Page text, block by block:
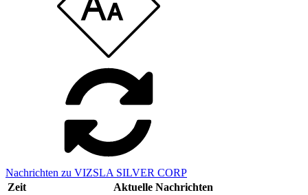
Nachrichten zu VIZSLA SILVER CORP
Zeit
Aktuelle Nachrichten